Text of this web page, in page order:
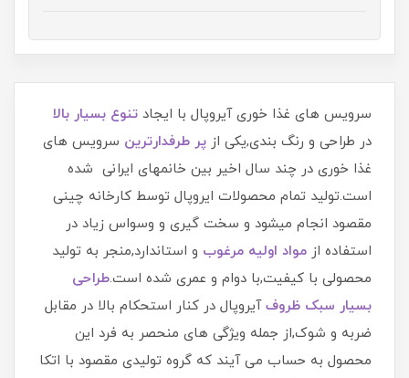
سرویس های غذا خوری آیروپال با ایجاد تنوع بسیار بالا
در طراحی و رنگ بندی,یکی از پر طرفدارترین سرویس های
غذا خوری در چند سال اخیر بین خانمهای ایرانی شده
است.تولید تمام محصولات ایروپال توسط کارخانه چینی
مقصود انجام میشود و سخت گیری و وسواس زیاد در
استفاده از مواد اولیه مرغوب و استاندارد,منجر به تولید
محصولی با کیفیت,با دوام و عمری شده است.طراحی
بسیار سبک ظروفآیروپال در کنار استحکام بالا در مقابل
ضربه و شوک,از جمله ویژگی های منحصر به فرد این
محصول به حساب می آیند که گروه تولیدی مقصود با اتکا